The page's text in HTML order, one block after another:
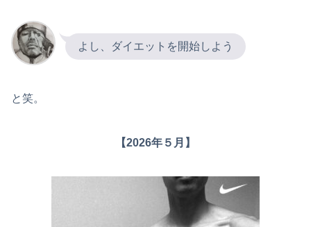
よし、ダイエットを開始しよう
と笑。
【2026年５月】